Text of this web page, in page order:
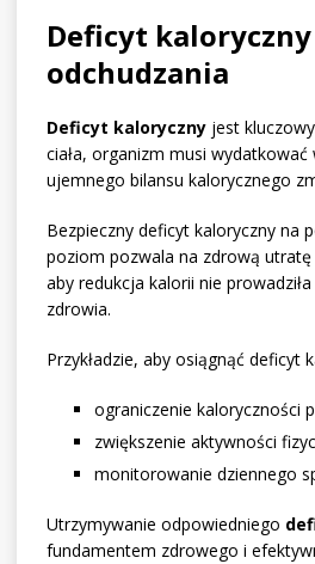
Deficyt
odchudzania
Deficyt kaloryczny jest
ciała, organizm musi
ujemnego bilansu kalorycznego
Bezpieczny deficyt kaloryczny na
poziom pozwala na zdrową
aby redukcja kalorii nie
zdrowia.
Przykładzie, aby osiągnąć deficyt
ograniczenie kaloryczności
zwiększenie aktywności
monitorowanie dziennego
Utrzymywanie odpowiedniego
fundamentem zdrowego i